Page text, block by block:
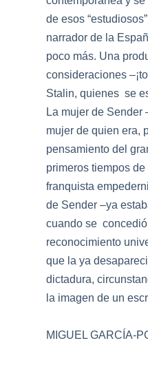
de esos
narrador de la
poco más. Una
consideraciones
Stalin, quienes se
La mujer de Sender
mujer de quien era,
pensamiento del
primeros tiempos de
franquista
de Sender –ya
cuando se
reconocimiento
que la ya
dictadura,
la imagen de un
MIGUEL GARCÍA-